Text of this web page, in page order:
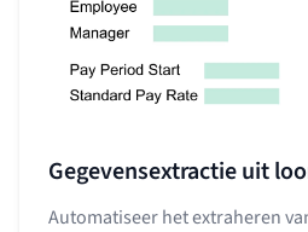
Gegevensextractie uit
Automatiseer het extraheren